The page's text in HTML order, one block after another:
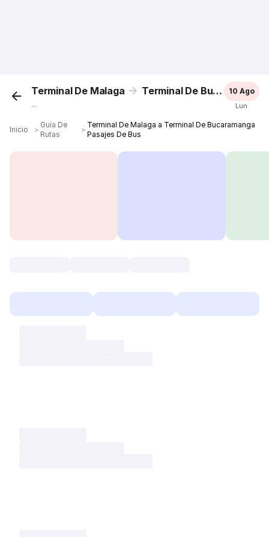
Terminal De Malaga Terminal De Bucaramanga
...
10 Ago
Lun
Inicio ＞
Guía De
Rutas
＞
Terminal De Malaga a Terminal De Bucaramanga
Pasajes De Bus